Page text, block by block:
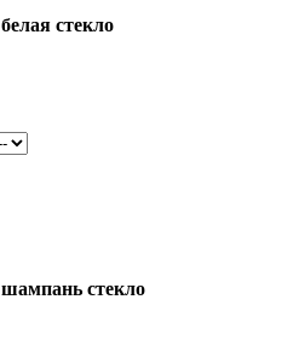
стекло
стекло